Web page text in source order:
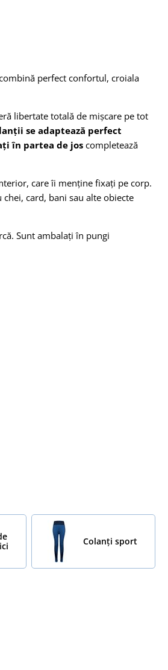
perfect confortul, croiala
libertate totală de mișcare pe tot
se adaptează perfect
în partea de jos completează
care îi menține fixați pe corp.
chei, card, bani sau alte obiecte
Sunt ambalați în pungi
Colanți sport